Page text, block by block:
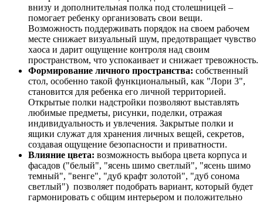
внизу и дополнительная полка под столешницей –
помогает ребенку организовать свои вещи.
Возможность поддерживать порядок на своем рабочем
месте снижает визуальный шум, предотвращает чувство
хаоса и дарит ощущение контроля над своим
пространством, что успокаивает и снижает тревожность.
Формирование личного пространства: собственный
стол, особенно такой функциональный, как "Лори 3",
становится для ребенка его личной территорией.
Открытые полки надстройки позволяют выставлять
любимые предметы, рисунки, поделки, отражая
индивидуальность и увлечения. Закрытые полки и
ящики служат для хранения личных вещей, секретов,
создавая ощущение безопасности и приватности.
Влияние цвета: возможность выбора цвета корпуса и
фасадов ("белый", "ясень шимо светлый", "ясень шимо
темный", "венге", "дуб крафт золотой", "дуб сонома
светлый") позволяет подобрать вариант, который будет
гармонировать с общим интерьером и положительно